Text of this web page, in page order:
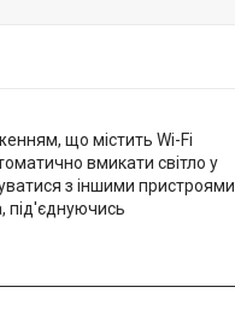
що містить Wi-Fi
вмикати світло у
з іншими пристроями
під'єднуючись